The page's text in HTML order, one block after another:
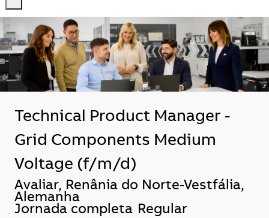
Technical Product Manager -
Grid Components Medium
Voltage (f/m/d)
Localização
Avaliar, Renânia do Norte-Vestfália,
Alemanha
Jornada completa Regular